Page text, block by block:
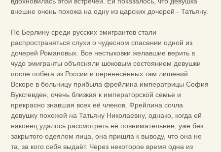
внешне очень похожа на одну из царских дочерей - Татьяну.
По Берлину среди русских эмигрантов стали
распространяться слухи о чудесном спасении одной из
дочерей Романовых. Все нестыковки желавшие верить в
чудо эмигранты объясняли шоковым состоянием девушки
после побега из России и перенесённых там лишений.
Вскоре в больницу прибыла фрейлина императрицы София
Буксгевден, очень близкая к императорской семье и
прекрасно знавшая всех её членов. Фрейлина сочла
девушку похожей на Татьяну Николаевну, однако, когда ей
наконец удалось рассмотреть её повнимательнее, уже без
закрытого одеялом лица, она пришла к выводу, что она не
та, за кого себя выдаёт. Через некоторое время одна из